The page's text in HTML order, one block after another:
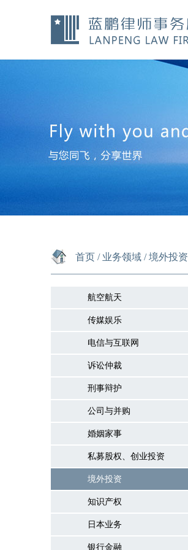
首页 / 业务领域 /境外投资
航空航天
传媒娱乐
电信与互联网
诉讼仲裁
刑事辩护
公司与并购
婚姻家事
私募股权、创业投资
境外投资
知识产权
日本业务
银行金融